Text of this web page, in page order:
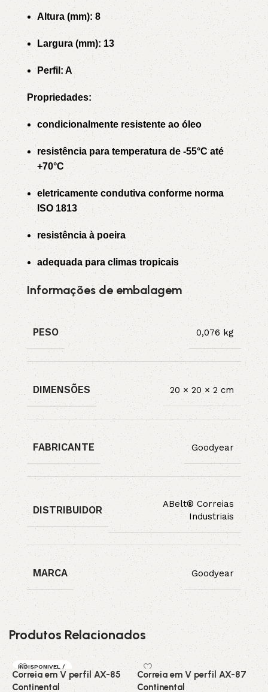
Altura (mm): 8
Largura (mm): 13
Perfil: A
Propriedades:
condicionalmente resistente ao óleo
resistência para temperatura de -55°C até
+70°C
eletricamente condutiva conforme norma
ISO 1813
resistência à poeira
adequada para climas tropicais
Informações de embalagem
PESO 0,076 kg
DIMENSÕES 20 × 20 × 2 cm
FABRICANTE Goodyear
DISTRIBUIDOR
ABelt® Correias
Industriais
MARCA Goodyear
Produtos Relacionados
INDISPONIVEL /
SOB ENCOMEN
DA
Correia em V perfil AX-85
Continental
Correia em V perfil AX-87
Continental